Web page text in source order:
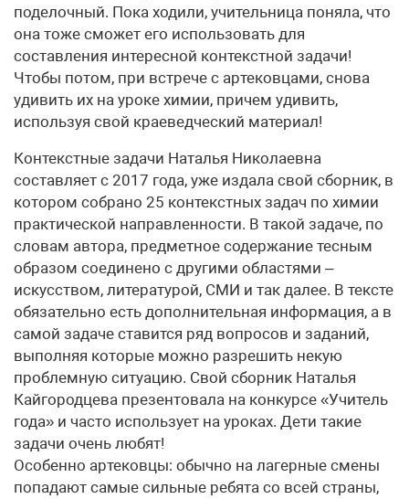
поделочный. Пока ходили, учительница поняла, что
она тоже сможет его использовать для
составления интересной контекстной задачи!
Чтобы потом, при встрече с артековцами, снова
удивить их на уроке химии, причем удивить,
используя свой краеведческий материал!
Контекстные задачи Наталья Николаевна
составляет с 2017 года, уже издала свой сборник, в
котором собрано 25 контекстных задач по химии
практической направленности. В такой задаче, по
словам автора, предметное содержание тесным
образом соединено с другими областями –
искусством, литературой, СМИ и так далее. В тексте
обязательно есть дополнительная информация, а в
самой задаче ставится ряд вопросов и заданий,
выполняя которые можно разрешить некую
проблемную ситуацию. Свой сборник Наталья
Кайгородцева презентовала на конкурсе «Учитель
года» и часто использует на уроках. Дети такие
задачи очень любят!
Особенно артековцы: обычно на лагерные смены
попадают самые сильные ребята со всей страны,